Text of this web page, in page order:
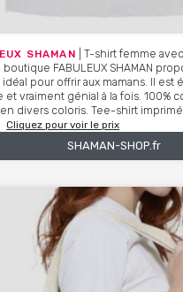
SHAMAN | T-shirt femme
boutique FABULEUX SHAMAN
pour offrir aux mamans. Il est
et vraiment génial à la fois. 100%
divers coloris. Tee-shirt imprimé
Cliquez pour voir le prix
SHAMAN-SHOP.fr